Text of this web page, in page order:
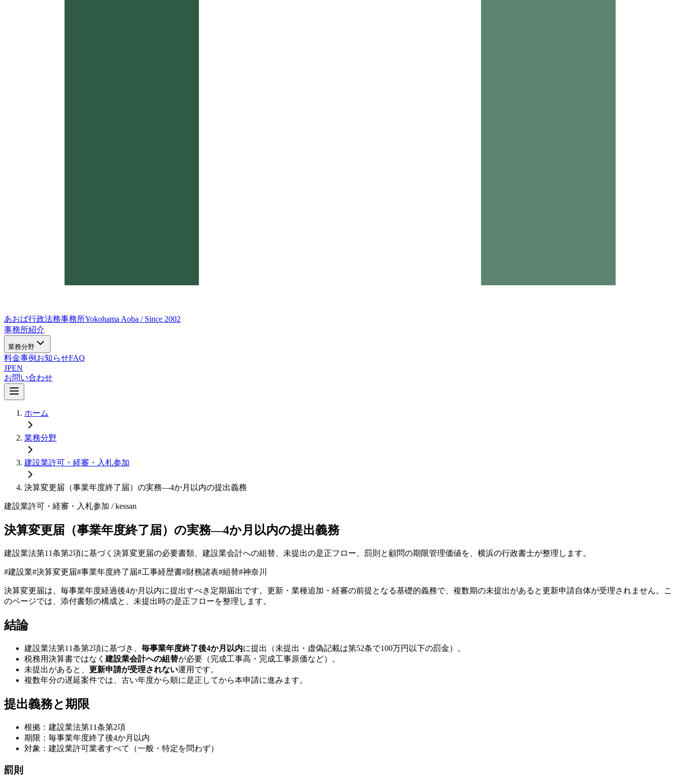
あおば行政法務事務所Yokohama Aoba / Since 2002
事務所紹介
業務分野
料金事例 お知らせFAQ
JPEN
お問い合わせ
ホーム
業務分野
建設業許可・経審・入札参加
決算変更届（事業年度終了届）の実務—4か月以内の提出義務
建設業許可・経審・入札参加 / kessan
決算変更届（事業年度終了届）の実務—4か月以内の提出義務
建設業法第11条第2項に基づく決算変更届の必要書類、建設業会計への組替、未提出の是正フロー、罰則と顧問の期限管理価値を、横浜の行政書士が整理します。
#建設業#決算変更届#事業年度終了届#工事経歴書#財務諸表#組替#神奈川
決算変更届は、毎事業年度経過後4か月以内に提出すべき定期届出です。更新・業種追加・経審の前提となる基礎的義務で、複数期の未提出があると更新申請自体が受理されません。こ
のページでは、添付書類の構成と、未提出時の是正フローを整理します。
結論
建設業法第11条第2項に基づき、 毎事業年度終了後4か月以内に提出（未提出・虚偽記載は第52条で100万円以下の罰金）。
税務用決算書ではなく 建設業会計への組替が必要（完成工事高・完成工事原価など）。
未提出があると、 更新申請が受理されない運用です。
複数年分の遅延案件では、古い年度から順に是正してから本申請に進みます。
提出義務と期限
根拠：建設業法第11条第2項
期限：毎事業年度終了後4か月以内
対象：建設業許可業者すべて（一般・特定を問わず）
罰則